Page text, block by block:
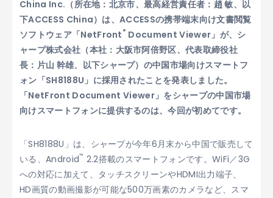
China Inc.（所在地：北京市、最高経営責任者：趙 敏、以
下ACCESS China）は、ACCESSの携帯端末向け文書閲覧
ソフトウェア「NetFront ® Document Viewer」が、シ
ャープ株式会社（本社：大阪市阿倍野区、代表取締役社
長：片山 幹雄、以下シャープ）の中国市場向けスマートフ
ォン「SH8188U」に採用されたことを発表しました。
「NetFront Document Viewer」をシャープの中国市場
向けスマートフォンに提供するのは、今回が初めてです。
「SH8188U」は、シャープが今年6月末から中国で販売して
いる、Android™ 2.2搭載のスマートフォンです。WiFi／3G
への対応に加えて、タッチスクリーンやHDMI出力端子、
HD画質の動画撮影が可能な500万画素のカメラなど、スマ